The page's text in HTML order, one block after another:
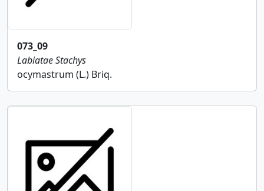
073_09
LabiataeStachys
ocymastrum (L.) Briq.